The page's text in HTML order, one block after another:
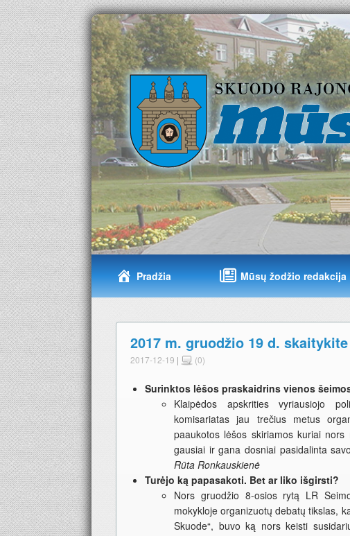
Pradžia Mūsų žodžio redakcija
2017 m. gruodžio 19 d. skaitykite
2017-12-19 | (0)
Surinktos lėšos praskaidrins vienos
Klaipėdos apskrities vyriausiojo
komisariatas jau trečius metus
paaukotos lėšos skiriamos kuriai
gausiai ir gana dosniai pasidalinta
Rūta Ronkauskienė
Turėjo ką papasakoti. Bet ar liko išgirsti?
Nors gruodžio 8-osios rytą LR
mokykloje organizuotų debatų tikslas,
Skuode“, buvo ką nors keisti